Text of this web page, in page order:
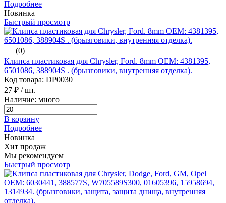
Подробнее
Новинка
Быстрый просмотр
(0)
Клипса пластиковая для Chrysler, Ford. 8mm ОЕМ: 4381395,
6501086, 388904S . (брызговики, внутренняя отделка).
Код товара: DP0030
27 ₽ / шт.
Наличие: много
В корзину
Подробнее
Новинка
Хит продаж
Мы рекомендуем
Быстрый просмотр